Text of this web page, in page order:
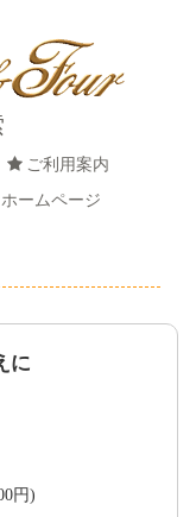
ご利用案内
ホームページ
に
円)